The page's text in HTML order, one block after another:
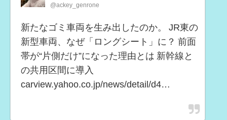
@ackey_genrone
新たなゴミ車両を生み出したのか。 JR東の
新型車両、なぜ「ロングシート」に？ 前面
帯が“片側だけ”になった理由とは 新幹線と
の共用区間に導入
carview.yahoo.co.jp/news/detail/d4…